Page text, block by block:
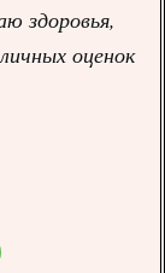
здоровья,
оценок